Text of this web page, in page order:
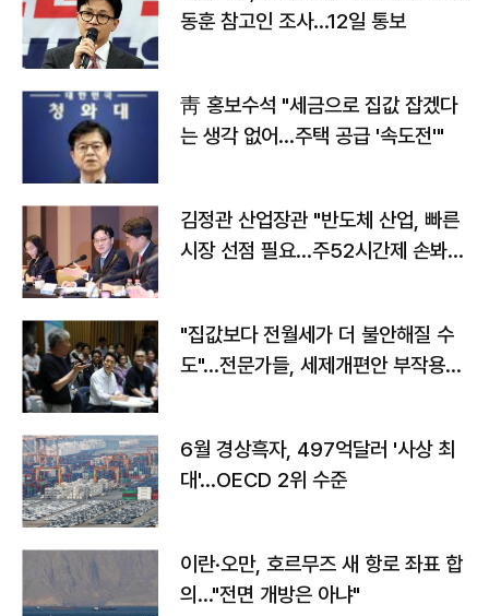
동훈 참고인 조사...12일 통보
靑 홍보수석 "세금으로 집값 잡겠다
는 생각 없어…주택 공급 '속도전'"
김정관 산업장관 "반도체 산업, 빠른
시장 선점 필요…주52시간제 손봐
"집값보다 전월세가 더 불안해질 수
도"…전문가들, 세제개편안 부작용
6월 경상흑자, 497억달러 '사상 최
대'…OECD 2위 수준
이란·오만, 호르무즈 새 항로 좌표 합
의…"전면 개방은 아냐"